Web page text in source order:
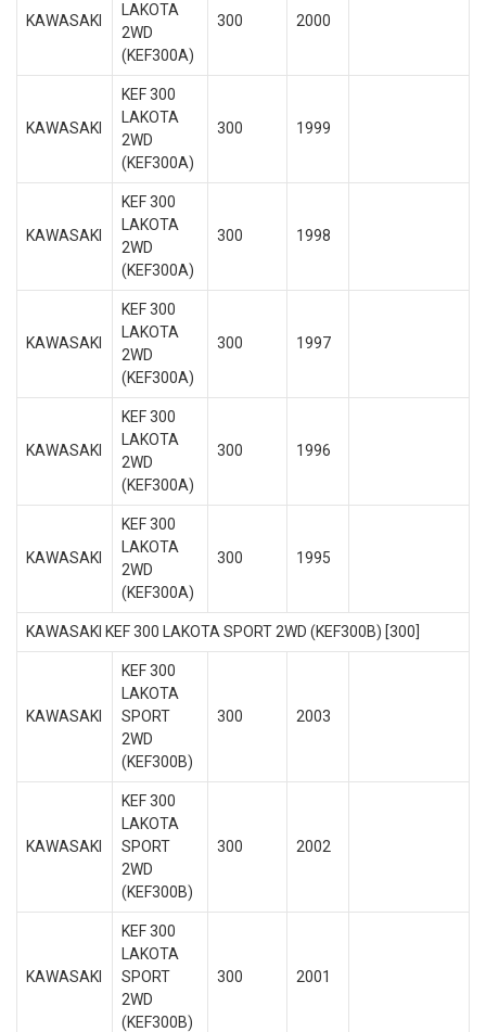
KAWASAKI
LAKOTA
2WD
(KEF300A)
300 2000
KAWASAKI
KEF 300
LAKOTA
2WD
(KEF300A)
300 1999
KAWASAKI
KEF 300
LAKOTA
2WD
(KEF300A)
300 1998
KAWASAKI
KEF 300
LAKOTA
2WD
(KEF300A)
300 1997
KAWASAKI
KEF 300
LAKOTA
2WD
(KEF300A)
300 1996
KAWASAKI
KEF 300
LAKOTA
2WD
(KEF300A)
300 1995
KAWASAKI KEF 300 LAKOTA SPORT 2WD (KEF300B) [300]
KAWASAKI
KEF 300
LAKOTA
SPORT
2WD
(KEF300B)
300 2003
KAWASAKI
KEF 300
LAKOTA
SPORT
2WD
(KEF300B)
300 2002
KAWASAKI
KEF 300
LAKOTA
SPORT
2WD
(KEF300B)
300 2001